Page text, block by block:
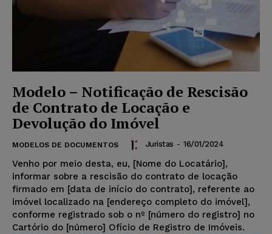
Modelo – Notificação de Rescisão
de Contrato de Locação e
Devolução do Imóvel
MODELOS DE DOCUMENTOS Juristas - 16/01/2024
Venho por meio desta, eu, [Nome do Locatário],
informar sobre a rescisão do contrato de locação
firmado em [data de início do contrato], referente ao
imóvel localizado na [endereço completo do imóvel],
conforme registrado sob o nº [número do registro] no
Cartório do [número] Ofício de Registro de Imóveis.